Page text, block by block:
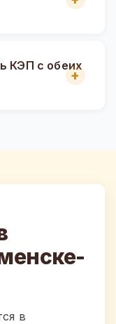
КЭП с обеих
в